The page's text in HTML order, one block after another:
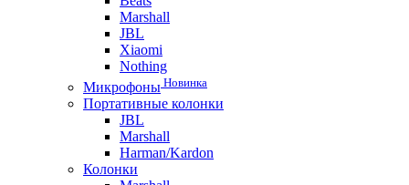
Marshall
JBL
Xiaomi
Nothing
Микрофоны Новинка
Портативные колонки
JBL
Marshall
Harman/Kardon
Колонки